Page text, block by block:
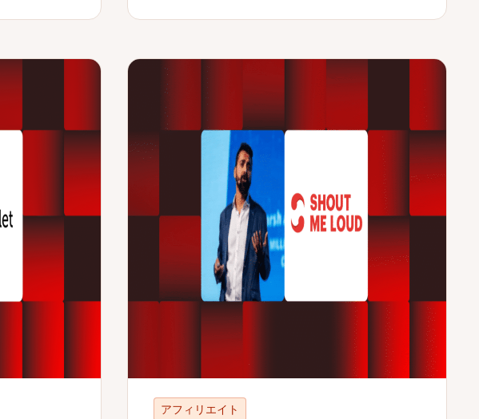
アフィリエイト